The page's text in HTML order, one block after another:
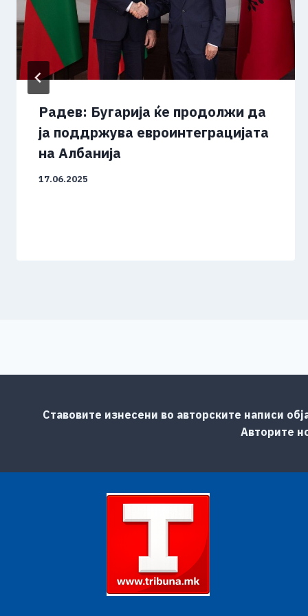
Радев: Бугарија ќе продолжи да
ја поддржува евроинтеграцијата
на Албанија
17.06.2025
Ставовите изнесени во авторските написи
Авторите